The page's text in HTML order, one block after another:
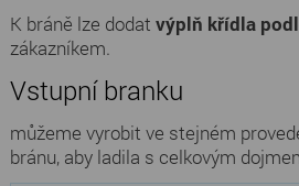
K bráně lze dodat výplň křídla
zákazníkem.
Vstupní branku
můžeme vyrobit ve stejném
bránu, aby ladila s celkovým